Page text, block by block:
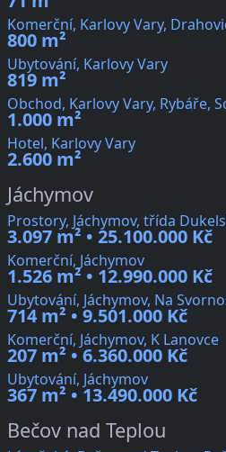
Komerční, Karlovy Vary,
800 m²
Ubytování, Karlovy Vary
819 m²
Obchod, Karlovy Vary, Rybáře,
1.000 m²
Hotel, Karlovy Vary
2.600 m²
Jáchymov
Prostory, Jáchymov, třída
3.097 m² • 25.100.000 Kč
Komerční, Jáchymov
1.526 m² • 12.990.000 Kč
Ubytování, Jáchymov, Na
714 m² • 9.501.000 Kč
Komerční, Jáchymov, K Lanovce
207 m² • 6.360.000 Kč
Ubytování, Jáchymov
367 m² • 13.490.000 Kč
Bečov nad Teplou